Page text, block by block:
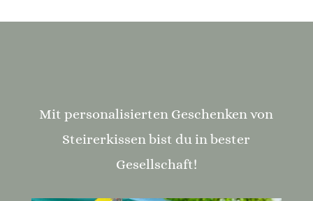
Mit personalisierten Geschenken von
Steirerkissen bist du in bester
Gesellschaft!